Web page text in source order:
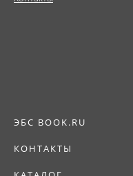
ЭБС BOOK.RU
КОНТАКТЫ